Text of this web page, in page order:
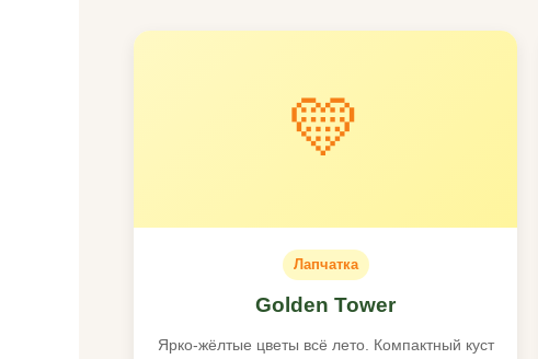
💛
Лапчатка
Golden Tower
Ярко-жёлтые цветы всё лето. Компактный куст